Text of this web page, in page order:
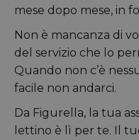
mese dopo mese, in
Non è mancanza di
del servizio che lo
Quando non c’è
facile non andarci.
Da Figurella, la tua
lettino è lì per te. Il